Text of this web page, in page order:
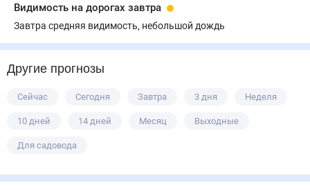
Видимость на дорогах завтра
Завтра средняя видимость, небольшой дождь
Другие прогнозы
Сейчас Сегодня Завтра 3 дня Неделя
10 дней 14 дней Месяц Выходные
Для садовода